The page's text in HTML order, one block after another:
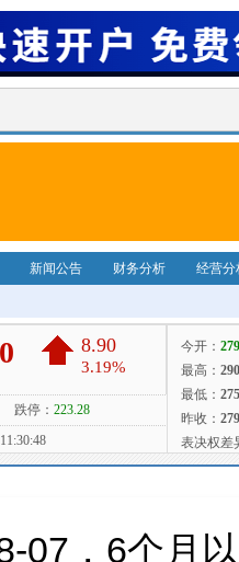
新闻公告 财务分析 经营分